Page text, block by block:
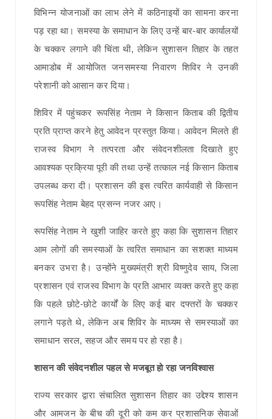
विभिन्न योजनाओं का लाभ लेने में कठिनाइयों का सामना करना
पड़ रहा था। समस्या के समाधान के लिए उन्हें बार-बार कार्यालयों
के चक्कर लगाने की चिंता थी, लेकिन सुशासन तिहार के तहत
आमाडोब में आयोजित जनसमस्या निवारण शिविर ने उनकी
परेशानी को आसान कर दिया।
शिविर में पहुंचकर रूपसिंह नेताम ने किसान किताब की द्वितीय
प्रति प्राप्त करने हेतु आवेदन प्रस्तुत किया। आवेदन मिलते ही
राजस्व विभाग ने तत्परता और संवेदनशीलता दिखाते हुए
आवश्यक प्रक्रिया पूरी की तथा उन्हें तत्काल नई किसान किताब
उपलब्ध करा दी। प्रशासन की इस त्वरित कार्यवाही से किसान
रूपसिंह नेताम बेहद प्रसन्न नजर आए।
रूपसिंह नेताम ने खुशी जाहिर करते हुए कहा कि सुशासन तिहार
आम लोगों की समस्याओं के त्वरित समाधान का सशक्त माध्यम
बनकर उभरा है। उन्होंने मुख्यमंत्री श्री विष्णुदेव साय, जिला
प्रशासन एवं राजस्व विभाग के प्रति आभार व्यक्त करते हुए कहा
कि पहले छोटे-छोटे कार्यों के लिए कई बार दफ्तरों के चक्कर
लगाने पड़ते थे, लेकिन अब शिविर के माध्यम से समस्याओं का
समाधान सरल, सहज और समय पर हो रहा है।
शासन की संवेदनशील पहल से मजबूत हो रहा जनविश्वास
राज्य सरकार द्वारा संचालित सुशासन तिहार का उद्देश्य शासन
और आमजन के बीच की दूरी को कम कर प्रशासनिक सेवाओं